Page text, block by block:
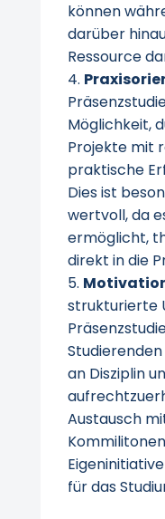
können
darüber
Ressource
Möglichkeit,
Projekte mit
praktische
Dies ist
wertvoll, da
ermöglicht,
direkt in die
strukturierte
an Disziplin
Austausch
für das